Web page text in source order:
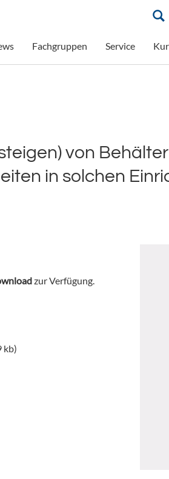
Fachgruppen Service
von
in solchen
zur Verfügung.
kb)